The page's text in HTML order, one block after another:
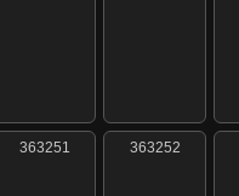
363251 363252